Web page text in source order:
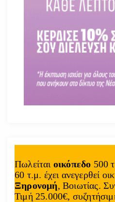
Πωλείται οικόπεδο 500
60 τ.μ. έχει ανεγερθεί
Ξηρονομή, Βοιωτίας.
Τιμή 25.000€,